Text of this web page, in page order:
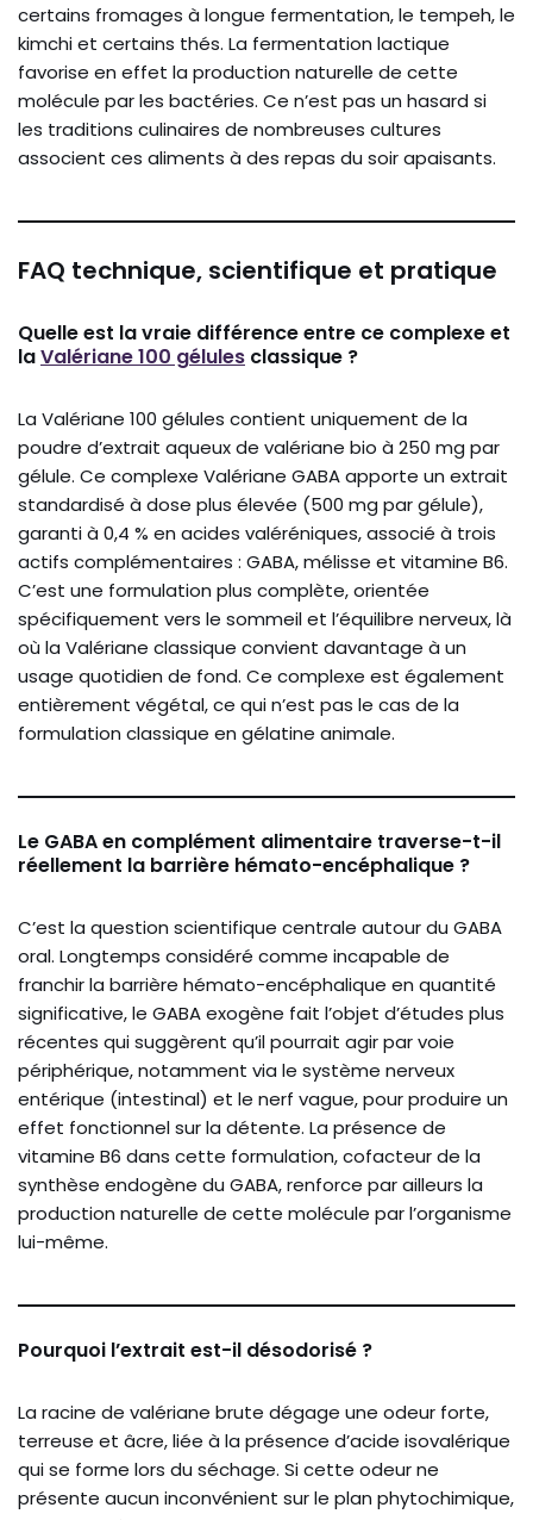
certains fromages à longue fermentation, le tempeh, le
kimchi et certains thés. La fermentation lactique
favorise en effet la production naturelle de cette
molécule par les bactéries. Ce n’est pas un hasard si
les traditions culinaires de nombreuses cultures
associent ces aliments à des repas du soir apaisants.
FAQ technique, scientifique et pratique
Quelle est la vraie différence entre ce complexe et
laValériane 100 gélules classique ?
La Valériane 100 gélules contient uniquement de la
poudre d’extrait aqueux de valériane bio à 250 mg par
gélule. Ce complexe Valériane GABA apporte un extrait
standardisé à dose plus élevée (500 mg par gélule),
garanti à 0,4 % en acides valéréniques, associé à trois
actifs complémentaires : GABA, mélisse et vitamine B6.
C’est une formulation plus complète, orientée
spécifiquement vers le sommeil et l’équilibre nerveux, là
où la Valériane classique convient davantage à un
usage quotidien de fond. Ce complexe est également
entièrement végétal, ce qui n’est pas le cas de la
formulation classique en gélatine animale.
Le GABA en complément alimentaire traverse-t-il
réellement la barrière hémato-encéphalique ?
C’est la question scientifique centrale autour du GABA
oral. Longtemps considéré comme incapable de
franchir la barrière hémato-encéphalique en quantité
significative, le GABA exogène fait l’objet d’études plus
récentes qui suggèrent qu’il pourrait agir par voie
périphérique, notamment via le système nerveux
entérique (intestinal) et le nerf vague, pour produire un
effet fonctionnel sur la détente. La présence de
vitamine B6 dans cette formulation, cofacteur de la
synthèse endogène du GABA, renforce par ailleurs la
production naturelle de cette molécule par l’organisme
lui-même.
Pourquoi l’extrait est-il désodorisé ?
La racine de valériane brute dégage une odeur forte,
terreuse et âcre, liée à la présence d’acide isovalérique
qui se forme lors du séchage. Si cette odeur ne
présente aucun inconvénient sur le plan phytochimique,